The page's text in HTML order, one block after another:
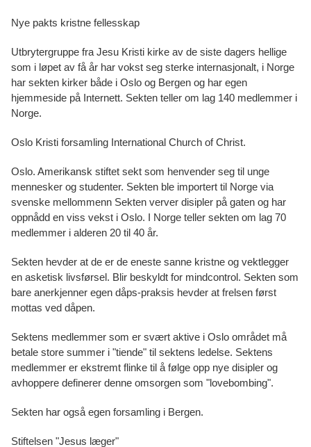
Nye pakts kristne fellesskap
Utbrytergruppe fra Jesu Kristi kirke av de siste dagers hellige
som i løpet av få år har vokst seg sterke internasjonalt, i Norge
har sekten kirker både i Oslo og Bergen og har egen
hjemmeside på Internett. Sekten teller om lag 140 medlemmer i
Norge.
Oslo Kristi forsamling International Church of Christ.
Oslo. Amerikansk stiftet sekt som henvender seg til unge
mennesker og studenter. Sekten ble importert til Norge via
svenske mellommenn Sekten verver disipler på gaten og har
oppnådd en viss vekst i Oslo. I Norge teller sekten om lag 70
medlemmer i alderen 20 til 40 år.
Sekten hevder at de er de eneste sanne kristne og vektlegger
en asketisk livsførsel. Blir beskyldt for mindcontrol. Sekten som
bare anerkjenner egen dåps-praksis hevder at frelsen først
mottas ved dåpen.
Sektens medlemmer som er svært aktive i Oslo området må
betale store summer i "tiende" til sektens ledelse. Sektens
medlemmer er ekstremt flinke til å følge opp nye disipler og
avhoppere definerer denne omsorgen som "lovebombing".
Sekten har også egen forsamling i Bergen.
Stiftelsen "Jesus læger"